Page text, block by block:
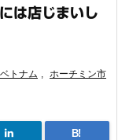
は店じまいし
ベトナム , ホーチミン市
B!